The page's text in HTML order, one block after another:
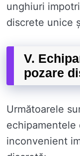
unghiuri
discrete unice
V.
pozare
Următoarele
inconvenient